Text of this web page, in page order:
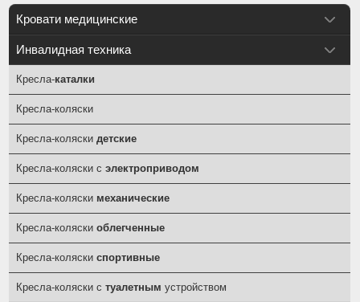
Кровати медицинские
Инвалидная техника
Кресла-каталки
Кресла-коляски
Кресла-коляскидетские
Кресла-коляски сэлектроприводом
Кресла-коляски механические
Кресла-коляскиоблегченные
Кресла-коляскиспортивные
Кресла-коляски стуалетным устройством